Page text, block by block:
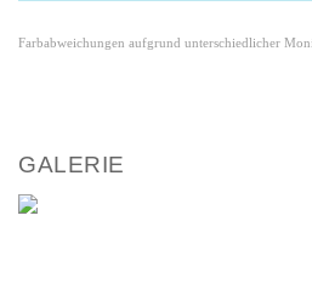
Farbabweichungen aufgrund unterschiedlicher
GALERIE